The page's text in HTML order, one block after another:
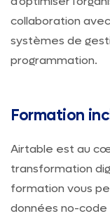
collaboration
systèmes de
programmation.
Formation
Airtable est au
transformation
formation vous
données no-code